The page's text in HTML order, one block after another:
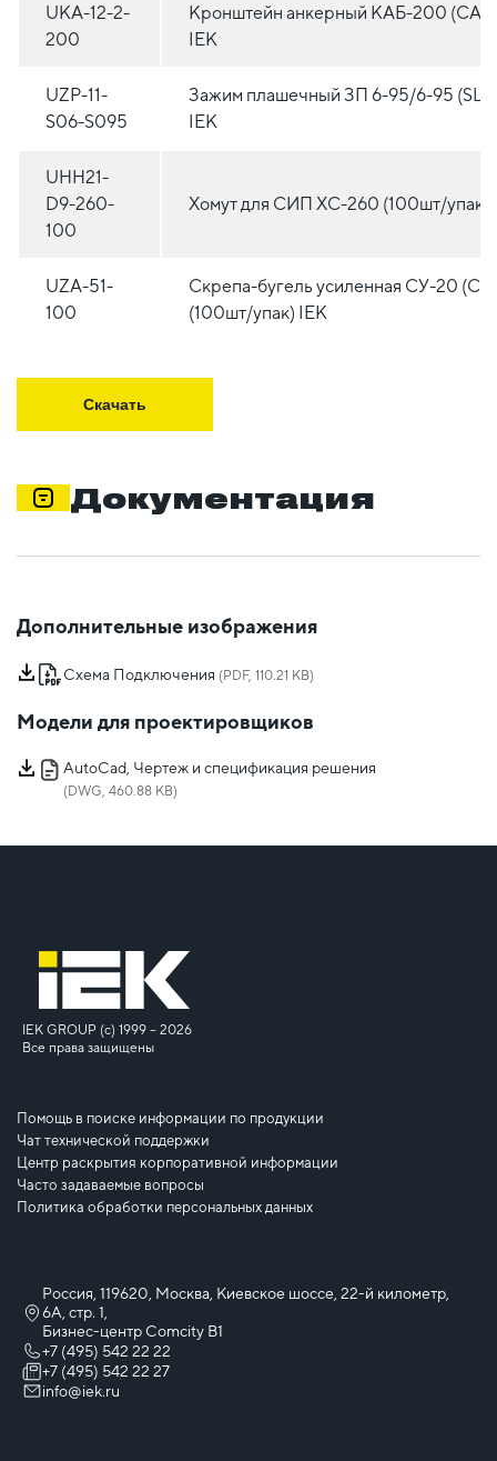
UKA-12-2-
200
Кронштейн анкерный КАБ-200
IEK
UZP-11-
S06-S095
Зажим плашечный ЗП 6-95/6-95
IEK
UHH21-
D9-260-
100
Хомут для СИП ХС-260 (100шт/упак)
UZA-51-
100
Скрепа-бугель усиленная СУ-20
(100шт/упак) IEK
Скачать
Документация
Дополнительные изображения
Схема Подключения (PDF, 110.21 KB)
Модели для проектировщиков
AutoCad, Чертеж и спецификация решения
(DWG, 460.88 KB)
IEK GROUP (c) 1999 – 2026
Все права защищены
Помощь в поиске информации по продукции
Чат технической поддержки
Центр раскрытия корпоративной информации
Часто задаваемые вопросы
Политика обработки персональных данных
Россия, 119620, Москва, Киевское шоссе, 22-й километр,
6А, стр. 1,
Бизнес-центр Comcity B1
+7 (495) 542 22 22
+7 (495) 542 22 27
info@iek.ru